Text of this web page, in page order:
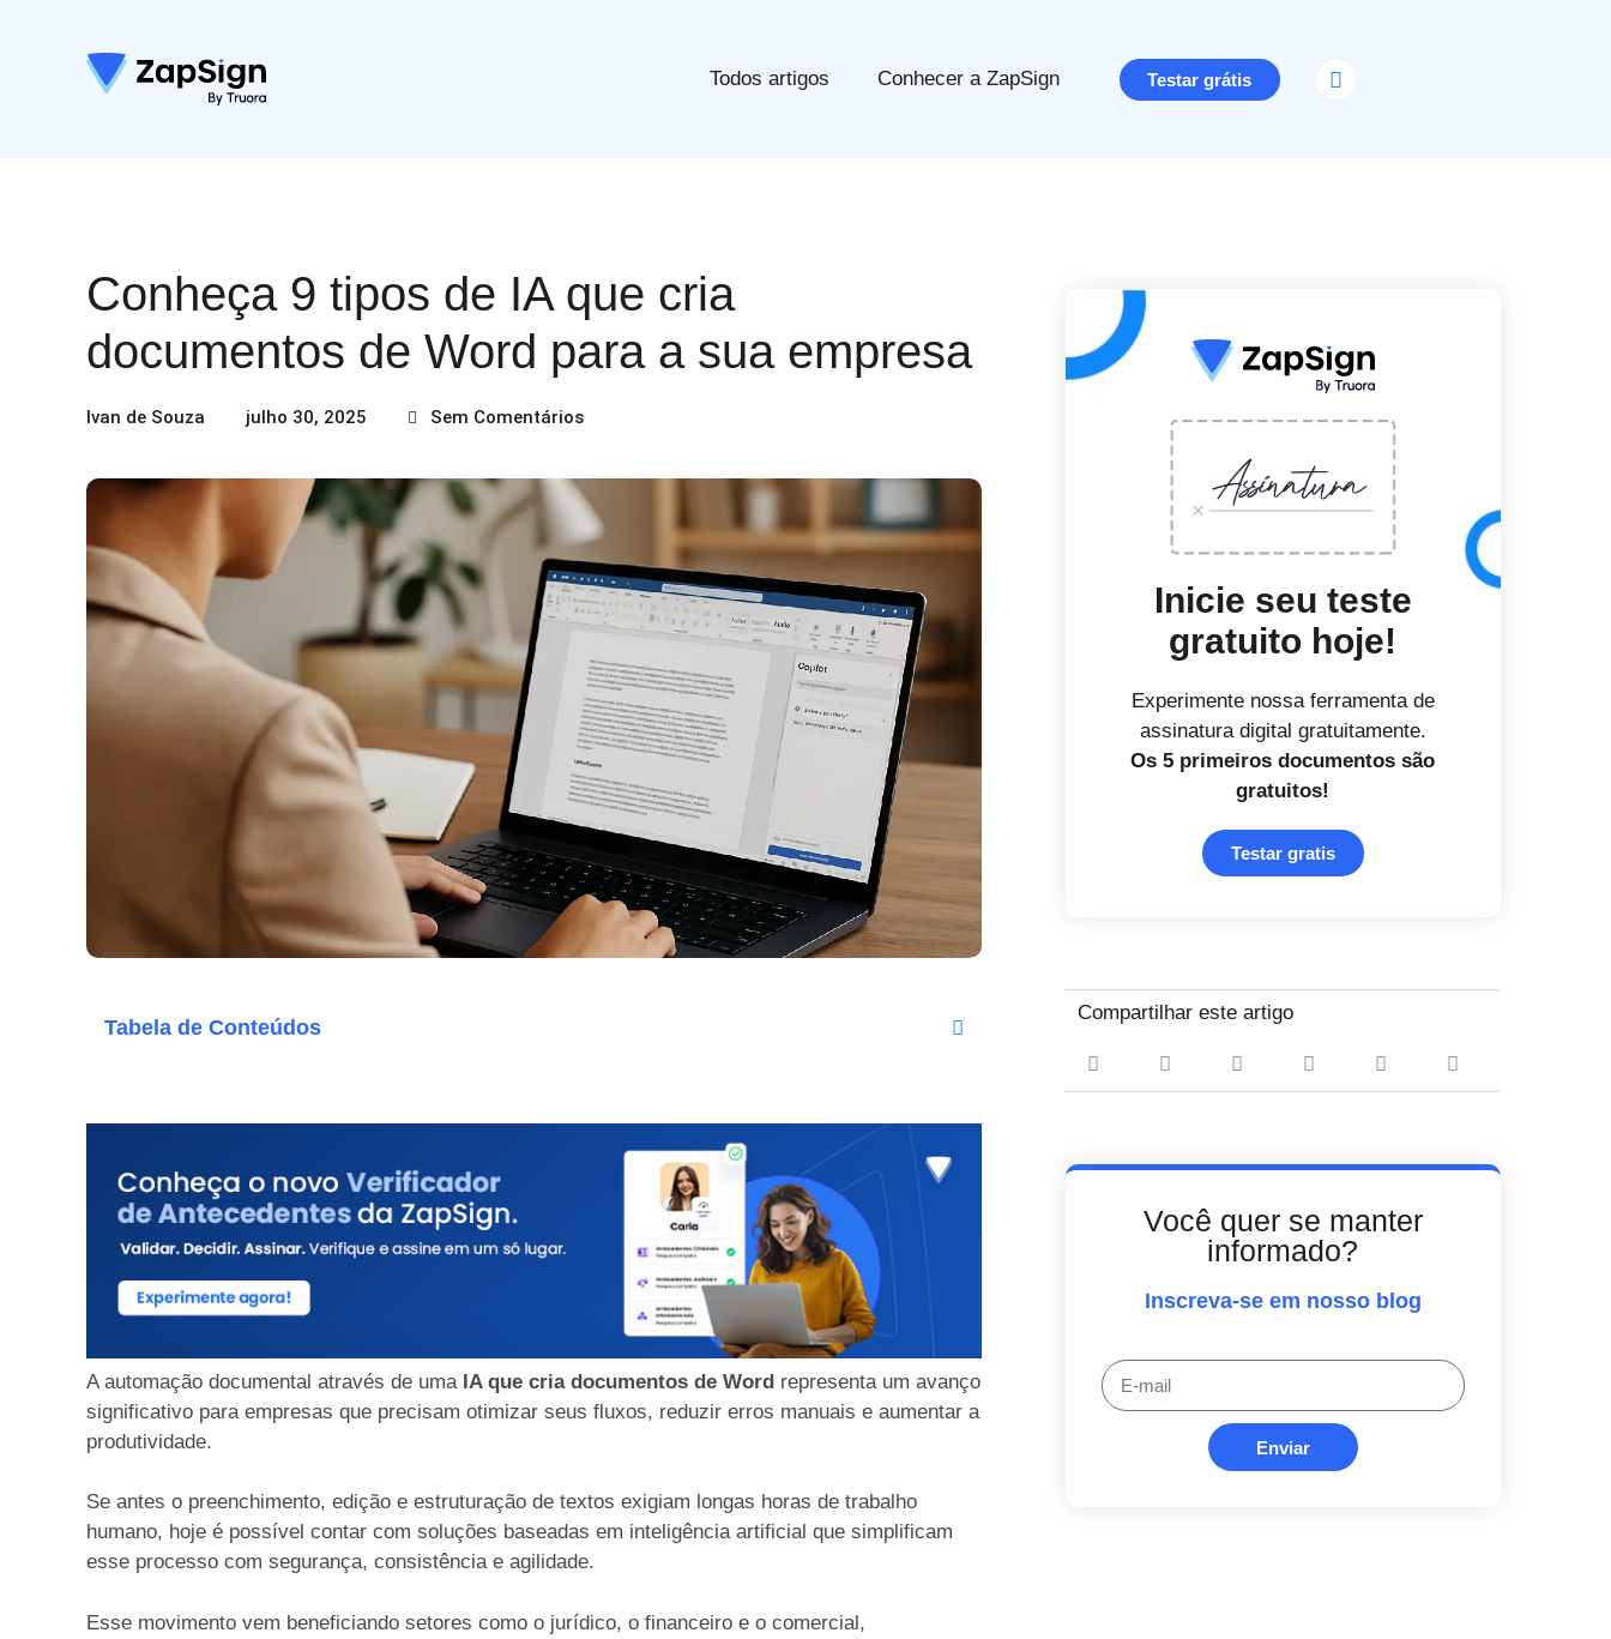
Todos artigos Conhecer a ZapSign Testar grátis
Conheça 9 tipos de IA que cria
documentos de Word para a sua empresa
Ivan de Souza julho 30, 2025 Sem Comentários
Tabela de Conteúdos
A automação documental através de uma IA que cria documentos de Word representa um avanço
significativo para empresas que precisam otimizar seus fluxos, reduzir erros manuais e aumentar a
produtividade.
Se antes o preenchimento, edição e estruturação de textos exigiam longas horas de trabalho
humano, hoje é possível contar com soluções baseadas em inteligência artificial que simplificam
esse processo com segurança, consistência e agilidade.
Esse movimento vem beneficiando setores como o jurídico, o financeiro e o comercial,
Inicie seu teste
gratuito hoje!
Experimente nossa ferramenta de
assinatura digital gratuitamente.
Os 5 primeiros documentos são
gratuitos!
Testar gratis
Compartilhar este artigo
Você quer se manter
informado?
Inscreva-se em nosso blog
Enviar